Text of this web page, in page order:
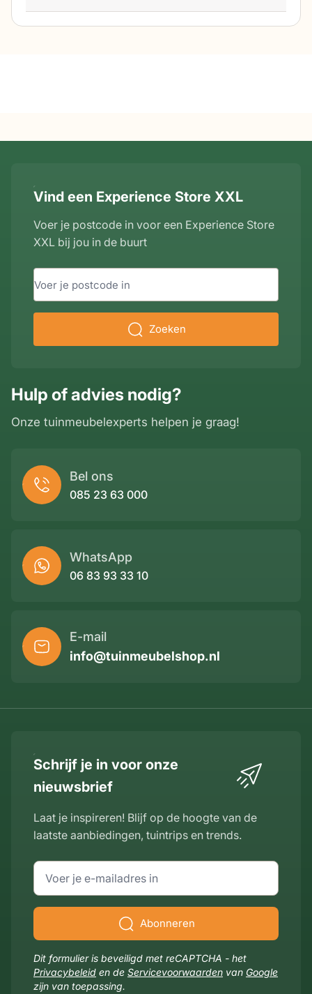
Hulp of advies nodig?
Onze tuinmeubelexperts helpen je graag!
Bel ons
085 23 63 000
WhatsApp
06 83 93 33 10
E-mail
info@tuinmeubelshop.nl
Vind een Experience Store XXL
Voer je postcode in voor een Experience Store
XXL bij jou in de buurt
Zoeken
Schrijf je in voor onze
nieuwsbrief
Laat je inspireren! Blijf op de hoogte van de
laatste aanbiedingen, tuintrips en trends.
E-mailadres
Abonneren
Dit formulier is beveiligd met reCAPTCHA - het
Privacybeleid en de Servicevoorwaarden van Google
zijn van toepassing.